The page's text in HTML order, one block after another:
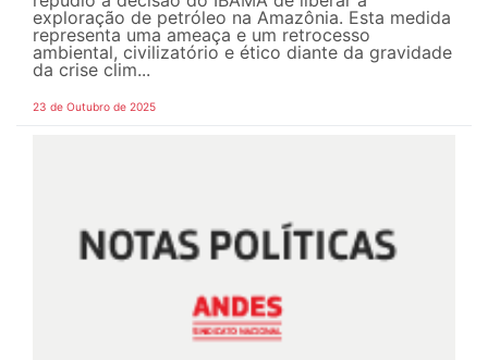
exploração de petróleo na Amazônia. Esta medida
representa uma ameaça e um retrocesso
ambiental, civilizatório e ético diante da gravidade
da crise clim...
23 de Outubro de 2025